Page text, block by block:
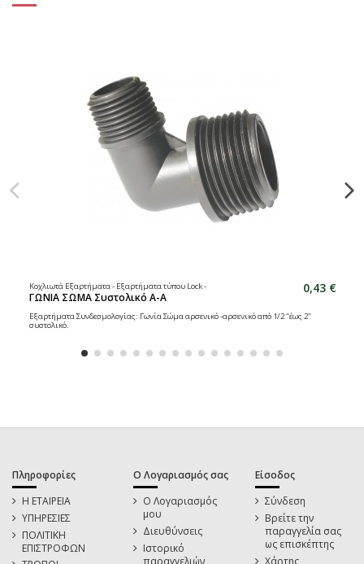
Κοχλιωτά Εξαρτήματα - Εξαρτήματα τύπου Lock -
ΓΩΝΙΑ ΣΩΜΑ Συστολικό Α-Α
0,43 €
Εξαρτήματα Συνδεσμολογίας: Γωνία Σώμα αρσενικό -αρσενικό από 1/2 "έως 2"
συστολικό.
Πληροφορίες
Η ΕΤΑΙΡΕΙΑ
ΥΠΗΡΕΣΙΕΣ
ΠΟΛΙΤΙΚΗ
ΕΠΙΣΤΡΟΦΩΝ
Ο Λογαριασμός σας
Ο Λογαριασμός
μου
Διευθύνσεις
Ιστορικό
παραγγελιών
Είσοδος
Σύνδεση
Βρείτε την
παραγγελία σας
ως επισκέπτης
Χάρτης